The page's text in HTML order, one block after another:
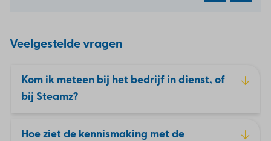
Veelgestelde vragen
Kom ik meteen bij het bedrijf in dienst, of
bij Steamz?
Hoe ziet de kennismaking met de